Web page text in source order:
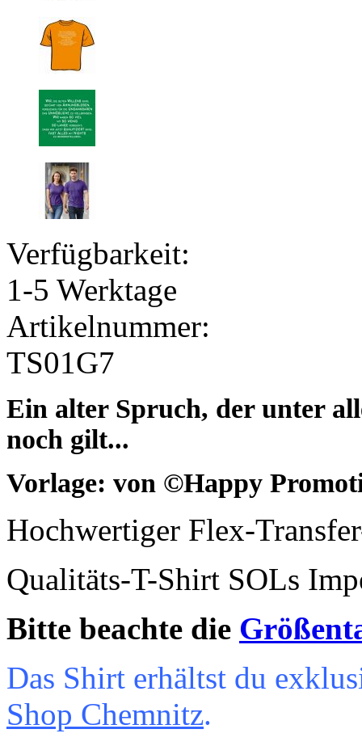
Verfügbarkeit:
1-5 Werktage
Artikelnummer:
TS01G7
Ein alter Spruch, der unter
noch gilt...
Vorlage: von ©Happy
Hochwertiger Flex-
Qualitäts-T-Shirt SOLs
Bitte beachte die
Das Shirt erhältst du
Shop Chemnitz.